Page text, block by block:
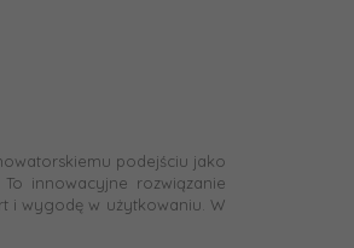
podejściu jako
innowacyjne rozwiązanie
i wygodę w użytkowaniu. W